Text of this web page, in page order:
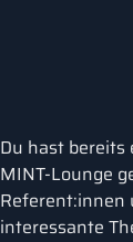
Du hast bereits
MINT-Lounge
Referent:innen
interessante